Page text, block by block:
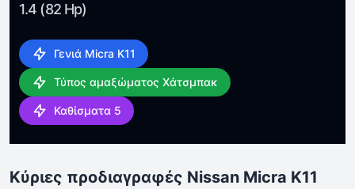
1.4 (82 Hp)
Γενιά Micra K11
Τύπος αμαξώματος Χάτσμπακ
Καθίσματα 5
Κύριες προδιαγραφές Nissan Micra K11